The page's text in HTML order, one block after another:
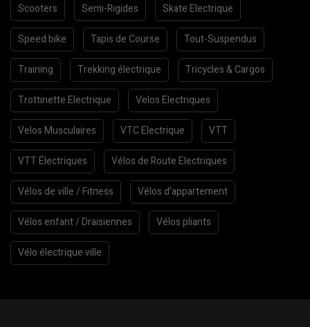
Scooters Semi-Rigides Skate Electrique
Speed bike Tapis de Course Tout-Suspendus
Training Trekking électrique Tricycles & Cargos
Trottinette Electrique Velos Electriques
Velos Musculaires VTC Electrique VTT
VTT Électriques Vélos de Route Electriques
Vélos de ville / Fitness Vélos d’appartement
Vélos enfant / Draisiennes Vélos pliants
Vélo électrique ville